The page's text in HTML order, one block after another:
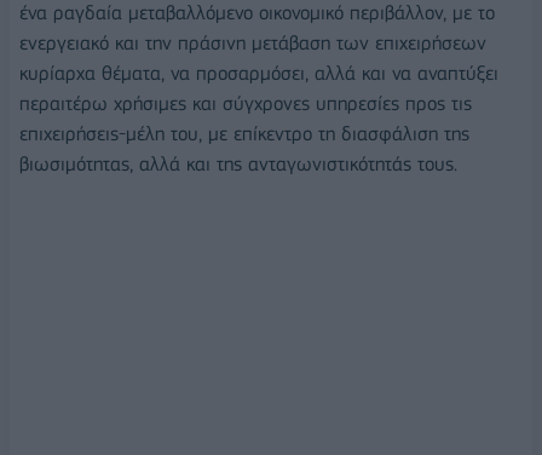
ένα ραγδαία μεταβαλλόμενο οικονομικό περιβάλλον, με το
ενεργειακό και την πράσινη μετάβαση των επιχειρήσεων
κυρίαρχα θέματα, να προσαρμόσει, αλλά και να αναπτύξει
περαιτέρω χρήσιμες και σύγχρονες υπηρεσίες προς τις
επιχειρήσεις-μέλη του, με επίκεντρο τη διασφάλιση της
βιωσιμότητας, αλλά και της ανταγωνιστικότητάς τους.